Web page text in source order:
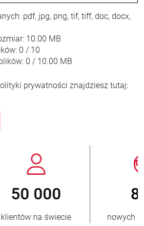
pdf, jpg, png, tif, tiff, doc, docx,
10.00 MB
0 / 10
0 / 10.00 MB
prywatności znajdziesz tutaj:
rok
> 3 500 000
sprzedanych jednostek